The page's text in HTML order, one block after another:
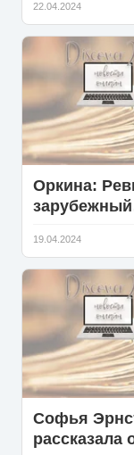
на всеобщее
обозрение
Франции
22.04.2024
Оркина:
зарубежный
запрашивает
10 млн
18-летний
19.04.2024
Софья
рассказала